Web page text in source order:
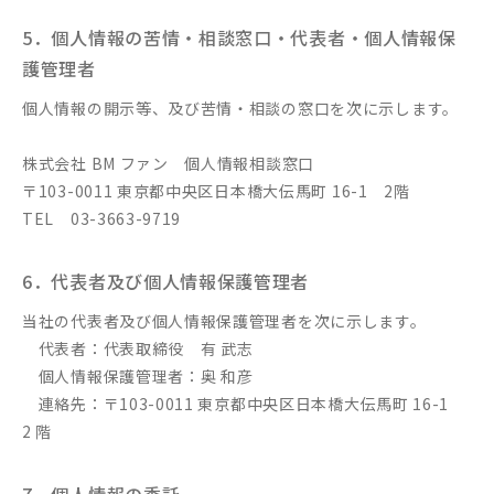
5．個人情報の苦情・相談窓口・代表者・個人情報保
護管理者
個人情報の開示等、及び苦情・相談の窓口を次に示します。
株式会社 BM ファン 個人情報相談窓口
〒103-0011 東京都中央区日本橋大伝馬町 16-1 2階
TEL 03-3663-9719
6．代表者及び個人情報保護管理者
当社の代表者及び個人情報保護管理者を次に示します。
代表者：代表取締役 有 武志
個人情報保護管理者：奥 和彦
連絡先：〒103-0011 東京都中央区日本橋大伝馬町 16-1
2 階